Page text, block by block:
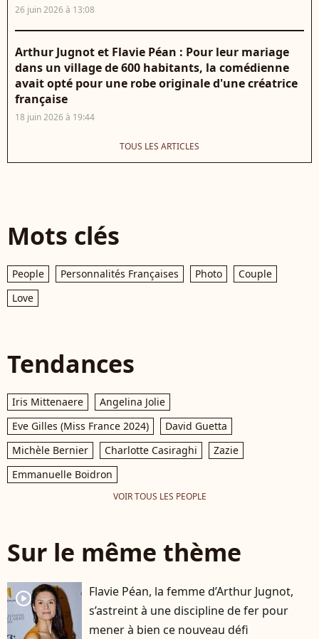
26 juin 2026 à 13:08
Arthur Jugnot et Flavie Péan : Pour leur mariage
dans un village de 600 habitants, la comédienne
avait opté pour une robe originale d'une créatrice
française
18 juin 2026 à 19:44
TOUS LES ARTICLES
Mots clés
People Personnalités Françaises Photo
Couple
Love
Tendances
Iris Mittenaere
Angelina Jolie
Eve Gilles (Miss France 2024)
David Guetta
Michèle Bernier
Charlotte Casiraghi
Zazie
Emmanuelle Boidron
VOIR TOUS LES PEOPLE
Sur le même thème
player2
Flavie Péan, la femme d’Arthur Jugnot,
s’astreint à une discipline de fer pour
mener à bien ce nouveau défi